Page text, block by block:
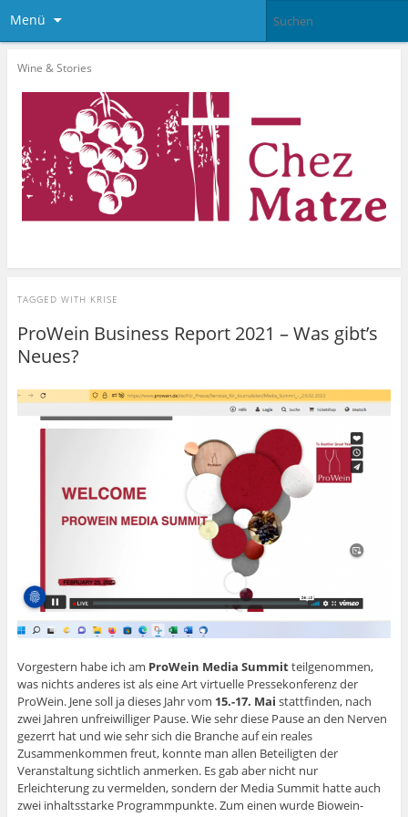
Menü
Wine & Stories
TAGGED WITH KRISE
ProWein Business Report 2021 – Was gibt’s
Neues?
Vorgestern habe ich am ProWein Media Summitteilgenommen,
was nichts anderes ist als eine Art virtuelle Pressekonferenz der
ProWein. Jene soll ja dieses Jahr vom 15.-17. Mai stattfinden, nach
zwei Jahren unfreiwilliger Pause. Wie sehr diese Pause an den Nerven
gezerrt hat und wie sehr sich die Branche auf ein reales
Zusammenkommen freut, konnte man allen Beteiligten der
Veranstaltung sichtlich anmerken. Es gab aber nicht nur
Erleichterung zu vermelden, sondern der Media Summit hatte auch
zwei inhaltsstarke Programmpunkte. Zum einen wurde Biowein-